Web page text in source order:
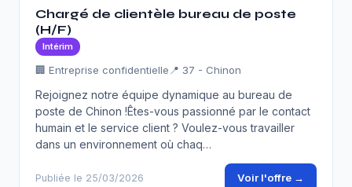
Chargé de clientèle bureau de poste
(H/F)
Intérim
🏢 Entreprise confidentielle 📍 37 - Chinon
Rejoignez notre équipe dynamique au bureau de
poste de Chinon !Êtes-vous passionné par le contact
humain et le service client ? Voulez-vous travailler
dans un environnement où chaq…
Publiée le 25/03/2026 Voir l'offre →